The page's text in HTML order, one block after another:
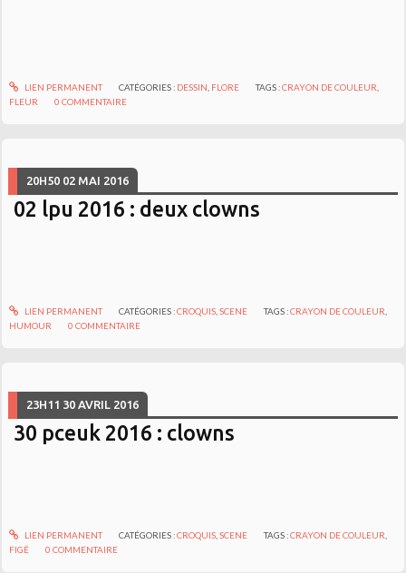
LIEN PERMANENT CATÉGORIES : DESSIN, FLORE TAGS :CRAYON DE COULEUR,
FLEUR
0 COMMENTAIRE
20H50 02 MAI 2016
02 lpu 2016 : deux clowns
LIEN PERMANENT CATÉGORIES :CROQUIS, SCENE TAGS :CRAYON DE COULEUR
HUMOUR
0 COMMENTAIRE
23H11 30 AVRIL 2016
30 pceuk 2016 : clowns
LIEN PERMANENT CATÉGORIES :CROQUIS, SCENE TAGS :CRAYON DE COULEUR
FIGÉ
0 COMMENTAIRE